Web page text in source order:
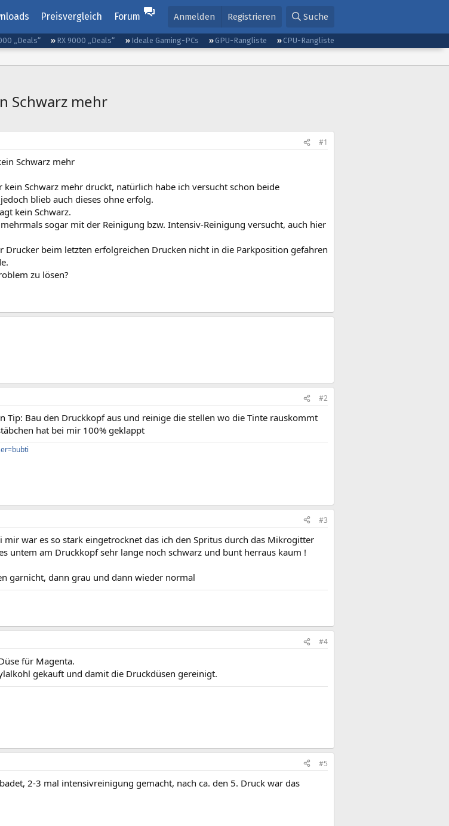
Preisvergleich Forum Anmelden Registrieren Suche
„Deals“ RX 9000 „Deals“ Ideale Gaming-PCs GPU-Rangliste
CPU-Rangliste
Schwarz mehr
#1
Schwarz mehr
kein Schwarz mehr druckt, natürlich habe ich versucht schon beide
blieb auch dieses ohne erfolg.
kein Schwarz.
sogar mit der Reinigung bzw. Intensiv-Reinigung versucht, auch hier
Drucker beim letzten erfolgreichen Drucken nicht in die Parkposition gefahren
zu lösen?
#2
Tip: Bau den Druckkopf aus und reinige die stellen wo die Tinte rauskommt
hat bei mir 100% geklappt
#3
war es so stark eingetrocknet das ich den Spritus durch das Mikrogitter
untem am Druckkopf sehr lange noch schwarz und bunt herraus kaum !
garnicht, dann grau und dann wieder normal
#4
für Magenta.
gekauft und damit die Druckdüsen gereinigt.
#5
2-3 mal intensivreinigung gemacht, nach ca. den 5. Druck war das